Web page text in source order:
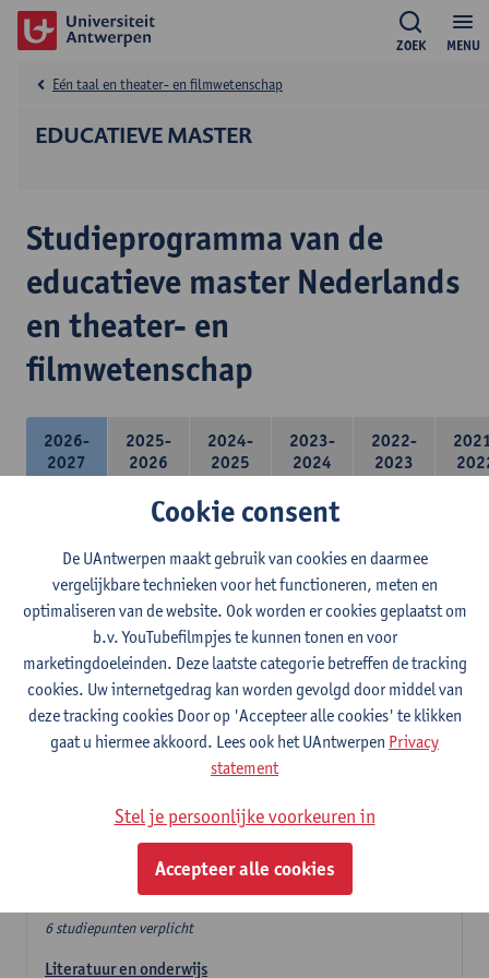
MENU
ZOEK
EDUCATIEVE MASTER
Eén taal en theater- en filmwetenschap
Studieprogramma van de
educatieve master Nederlands
en theater- en
filmwetenschap
2026-
2027
2025-
2026
2024-
2025
2023-
2024
2022-
2023
- Optie A : je kiest twee vakdidactieken
- Optie B: je kiest één vakdidactiek en een profilering
In de domeincomponent neem je 60 studiepunten op:
- 1 verplicht algemeen opleidingsonderdeel van 6 studiepunten,
- 24 of 30 studiepunten Nederlands en telkens minimum 6
studiepunten per deeldomein,
- 24 of 30 studiepunten theater- en filmwetenschap.
Verplicht algemeen opleidingsonderdeel
Deze 6 verplichte studiepunten tellen mee in de
domeincomponent van een van de gekozen talen.
Verplicht algemeen opleidingsonderdeel
6 studiepunten verplicht
Literatuur en onderwijs
Cookie consent
De UAntwerpen maakt gebruik van cookies en daarmee
vergelijkbare technieken voor het functioneren, meten en
optimaliseren van de website. Ook worden er cookies geplaatst om
b.v. YouTubefilmpjes te kunnen tonen en voor
marketingdoeleinden. Deze laatste categorie betreffen de tracking
cookies. Uw internetgedrag kan worden gevolgd door middel van
deze tracking cookies Door op 'Accepteer alle cookies' te klikken
gaat u hiermee akkoord. Lees ook het UAntwerpen Privacy
statement
Stel je persoonlijke voorkeuren in
Accepteer alle cookies